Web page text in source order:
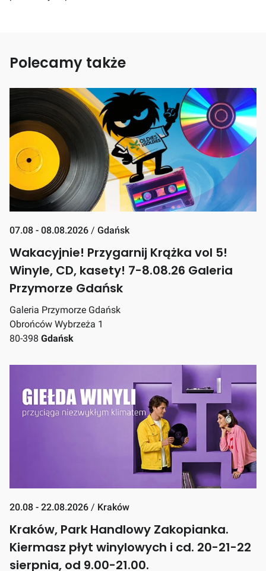
Polecamy także
07.08 - 08.08.2026 / Gdańsk
Wakacyjnie! Przygarnij Krążka vol 5!
Winyle, CD, kasety! 7-8.08.26 Galeria
Przymorze Gdańsk
Galeria Przymorze Gdańsk
Obrońców Wybrzeża 1
80-398 Gdańsk
20.08 - 22.08.2026 / Kraków
Kraków, Park Handlowy Zakopianka.
Kiermasz płyt winylowych i cd. 20-21-22
sierpnia, od 9.00-21.00.